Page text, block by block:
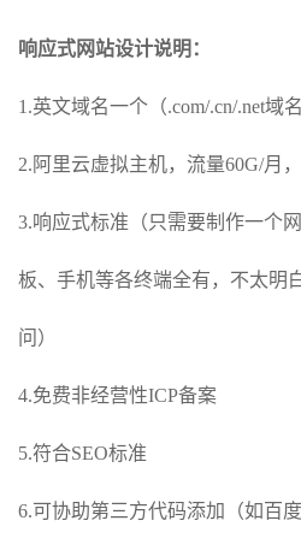
响应式网站设计说明：
1.英文域名一个（.com/.cn/.net域
2.阿里云虚拟主机，流量60G/月
3.响应式标准（只需要制作一个
板、手机等各终端全有，不太明
问）
4.免费非经营性ICP备案
5.符合SEO标准
6.可协助第三方代码添加（如百